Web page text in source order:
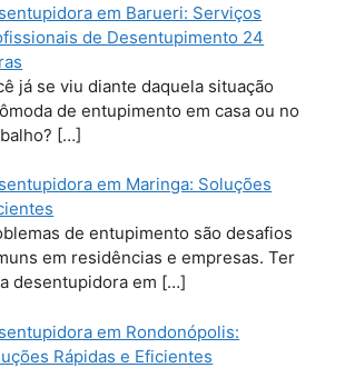
em Barueri: Serviços
de Desentupimento 24
já se viu diante daquela situação
de entupimento em casa ou no
[…]
em Maringa: Soluções
de entupimento são desafios
em residências e empresas. Ter
desentupidora em […]
em Rondonópolis:
Rápidas e Eficientes